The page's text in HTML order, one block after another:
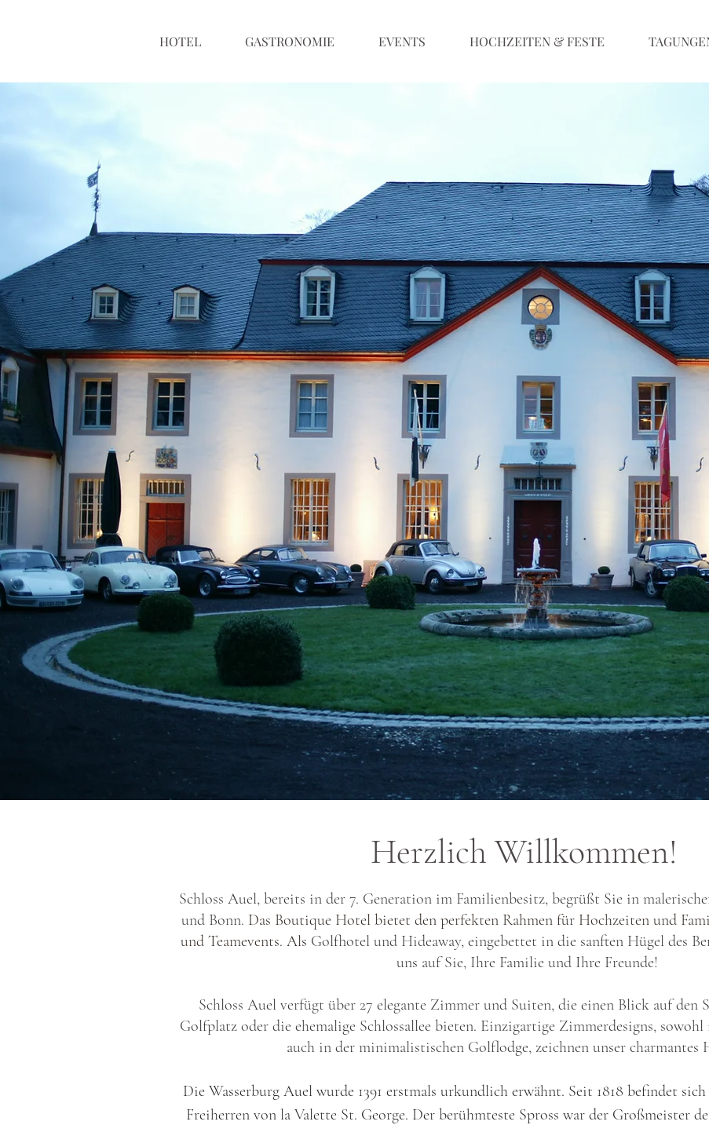
HOTEL GASTRONOMIE EVENTS HOCHZEITEN & FESTE
Herzlich Willkommen!
Schloss Auel, bereits in der 7. Generation im Familienbesitz, begrüßt Sie in
und Bonn. Das Boutique Hotel bietet den perfekten Rahmen für Hochzeiten und
und Teamevents. Als Golfhotel und Hideaway, eingebettet in die sanften Hügel des
uns auf Sie, Ihre Familie und Ihre Freunde!
Schloss Auel verfügt über 27 elegante Zimmer und Suiten, die einen Blick auf den
Golfplatz oder die ehemalige Schlossallee bieten. Einzigartige Zimmerdesigns,
auch in der minimalistischen Golflodge, zeichnen unser charmantes
Die Wasserburg Auel wurde 1391 erstmals urkundlich erwähnt. Seit 1818 befindet
Freiherren von la Valette St. George. Der berühmteste Spross war der Großmeister